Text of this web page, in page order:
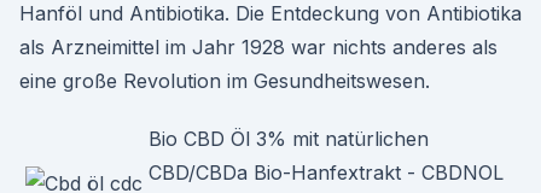
Hanföl und Antibiotika. Die Entdeckung von Antibiotika
als Arzneimittel im Jahr 1928 war nichts anderes als
eine große Revolution im Gesundheitswesen.
Bio CBD Öl 3% mit natürlichen
CBD/CBDa Bio-Hanfextrakt - CBDNOL